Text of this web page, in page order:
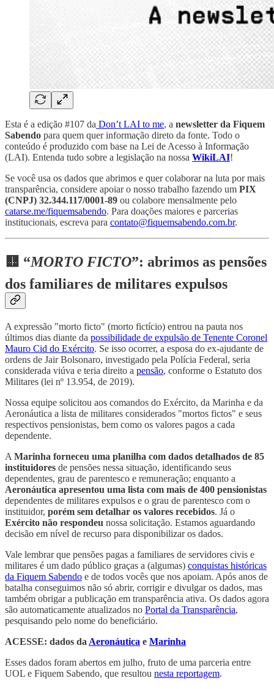
Esta é a edição #107 da Don’t LAI to me, a newsletter da Fiquem
Sabendo para quem quer informação direto da fonte. Todo o
conteúdo é produzido com base na Lei de Acesso à Informação
(LAI). Entenda tudo sobre a legislação na nossa WikiLAI!
Se você usa os dados que abrimos e quer colaborar na luta por mais
transparência, considere apoiar o nosso trabalho fazendo um PIX
(CNPJ) 32.344.117/0001-89 ou colabore mensalmente pelo
catarse.me/fiquemsabendo. Para doações maiores e parcerias
institucionais, escreva para contato@fiquemsabendo.com.br.
🟨 “MORTO FICTO”: abrimos as pensões
dos familiares de militares expulsos
A expressão "morto ficto" (morto fictício) entrou na pauta nos
últimos dias diante da possibilidade de expulsão de Tenente Coronel
Mauro Cid do Exército. Se isso ocorrer, a esposa do ex-ajudante de
ordens de Jair Bolsonaro, investigado pela Polícia Federal, seria
considerada viúva e teria direito a pensão, conforme o Estatuto dos
Militares (lei nº 13.954, de 2019).
Nossa equipe solicitou aos comandos do Exército, da Marinha e da
Aeronáutica a lista de militares considerados "mortos fictos" e seus
respectivos pensionistas, bem como os valores pagos a cada
dependente.
A Marinha forneceu uma planilha com dados detalhados de 85
instituidores de pensões nessa situação, identificando seus
dependentes, grau de parentesco e remuneração; enquanto a
Aeronáutica apresentou uma lista com mais de 400 pensionistas
dependentes de militares expulsos e o grau de parentesco com o
instituidor, porém sem detalhar os valores recebidos. Já o
Exército não respondeu nossa solicitação. Estamos aguardando
decisão em nível de recurso para disponibilizar os dados.
Vale lembrar que pensões pagas a familiares de servidores civis e
militares é um dado público graças a (algumas) conquistas históricas
da Fiquem Sabendo e de todos vocês que nos apoiam. Após anos de
batalha conseguimos não só abrir, corrigir e divulgar os dados, mas
também obrigar a publicação em transparência ativa. Os dados agora
são automaticamente atualizados no Portal da Transparência,
pesquisando pelo nome do beneficiário.
ACESSE: dados da Aeronáutica e Marinha
Esses dados foram abertos em julho, fruto de uma parceria entre
UOL e Fiquem Sabendo, que resultou nesta reportagem.